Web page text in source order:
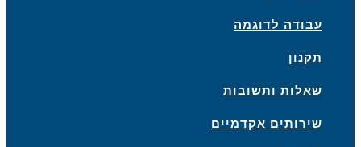
עבודה לדוגמה
תקנון
שאלות ותשובות
שירותים אקדמיים